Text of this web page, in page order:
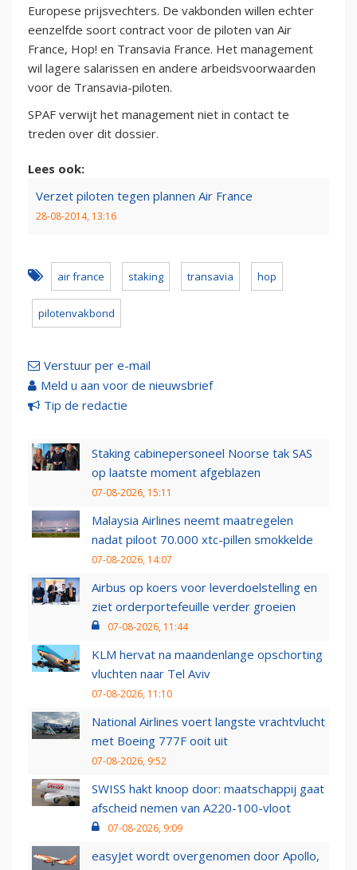
Europese prijsvechters. De vakbonden willen echter
eenzelfde soort contract voor de piloten van Air
France, Hop! en Transavia France. Het management
wil lagere salarissen en andere arbeidsvoorwaarden
voor de Transavia-piloten.
SPAF verwijt het management niet in contact te
treden over dit dossier.
Lees ook:
Verzet piloten tegen plannen Air France
28-08-2014, 13:16
air france staking transavia hop
pilotenvakbond
Verstuur per e-mail
Meld u aan voor de nieuwsbrief
Tip de redactie
Staking cabinepersoneel Noorse tak SAS
op laatste moment afgeblazen
07-08-2026, 15:11
Malaysia Airlines neemt maatregelen
nadat piloot 70.000 xtc-pillen smokkelde
07-08-2026, 14:07
Airbus op koers voor leverdoelstelling en
ziet orderportefeuille verder groeien
07-08-2026, 11:44
KLM hervat na maandenlange opschorting
vluchten naar Tel Aviv
07-08-2026, 11:10
National Airlines voert langste vrachtvlucht
met Boeing 777F ooit uit
07-08-2026, 9:52
SWISS hakt knoop door: maatschappij gaat
afscheid nemen van A220-100-vloot
07-08-2026, 9:09
easyJet wordt overgenomen door Apollo,